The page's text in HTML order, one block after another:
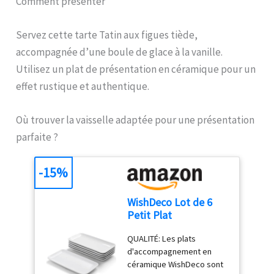
votre génoise dans le plat
à tarte puis retournez-la.
Vous pouvez remplir la
partie creuse de crème
pâtissière par exemple
CONSEILS : Ce moule à
tarte ne passe pas au lave-
à tarte. Laissez la tarte
refroidir au moins 10
minutes avant de la
démouler. Notre moule
résiste à une chaleur allant
COMPOSITION : Acier
inoxydable avec un
revêtement en téflon anti-
Servez cette tarte Tatin aux figues tiède,
accompagnée d’une boule de glace à la vanille.
Utilisez un plat de présentation en céramique pour un
effet rustique et authentique.
Où trouver la vaisselle adaptée pour une présentation
parfaite ?
WishDeco Lot de 6
Petit Plat
Assiette Blanche
23x12 cm, Plat
Service Porcelaine,
QUALITÉ: Les plats
d'accompagnement en
céramique WishDeco sont
-15%